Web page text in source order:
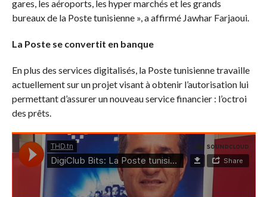
gares, les aéroports, les hyper marchés et les grands
bureaux de la Poste tunisienne », a affirmé Jawhar Farjaoui.
La Poste se convertit en banque
En plus des services digitalisés, la Poste tunisienne travaille
actuellement sur un projet visant à obtenir l’autorisation lui
permettant d’assurer un nouveau service financier : l’octroi
des prêts.